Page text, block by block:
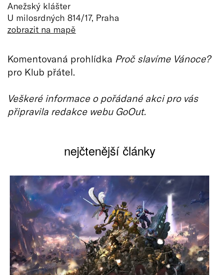
Anežský klášter
U milosrdných 814/17, Praha
zobrazit na mapě
Komentovaná prohlídka Proč slavíme Vánoce?
pro Klub přátel.
Veškeré informace o pořádané akci pro vás
připravila redakce webu GoOut.
nejčtenější články